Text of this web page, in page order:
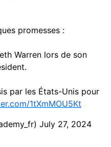
promesses :
Warren lors de son
par les États-Unis pour
1tXmMOU5Kt
July 27, 2024